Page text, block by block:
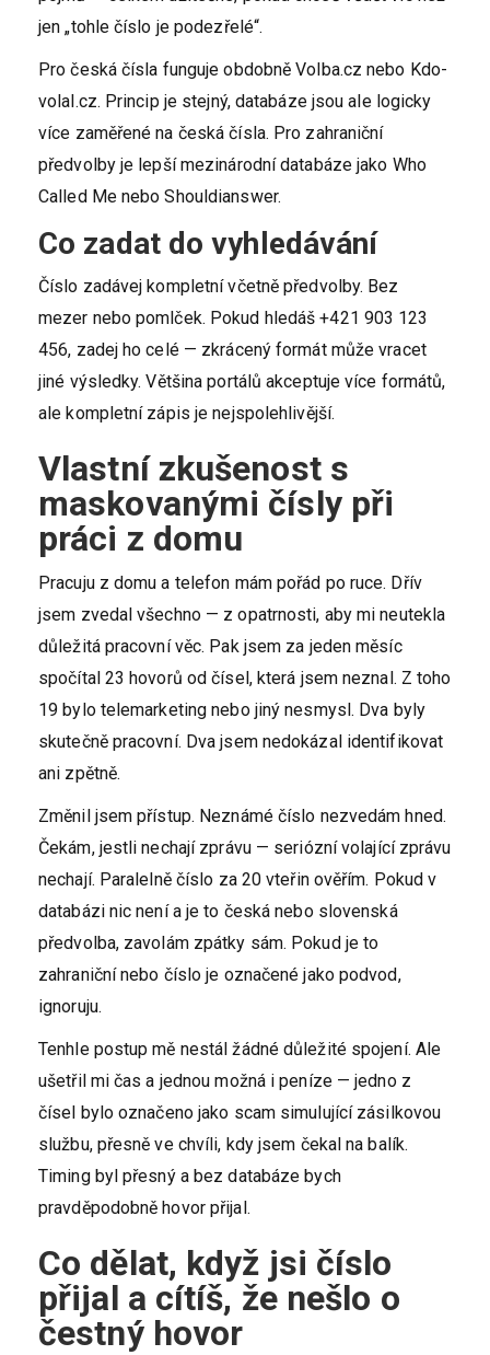
jen „tohle číslo je podezřelé“.
Pro česká čísla funguje obdobně Volba.cz nebo Kdo-
volal.cz. Princip je stejný, databáze jsou ale logicky
více zaměřené na česká čísla. Pro zahraniční
předvolby je lepší mezinárodní databáze jako Who
Called Me nebo Shouldianswer.
Co zadat do vyhledávání
Číslo zadávej kompletní včetně předvolby. Bez
mezer nebo pomlček. Pokud hledáš +421 903 123
456, zadej ho celé — zkrácený formát může vracet
jiné výsledky. Většina portálů akceptuje více formátů,
ale kompletní zápis je nejspolehlivější.
Vlastní zkušenost s
maskovanými čísly při
práci z domu
Pracuju z domu a telefon mám pořád po ruce. Dřív
jsem zvedal všechno — z opatrnosti, aby mi neutekla
důležitá pracovní věc. Pak jsem za jeden měsíc
spočítal 23 hovorů od čísel, která jsem neznal. Z toho
19 bylo telemarketing nebo jiný nesmysl. Dva byly
skutečně pracovní. Dva jsem nedokázal identifikovat
ani zpětně.
Změnil jsem přístup. Neznámé číslo nezvedám hned.
Čekám, jestli nechají zprávu — seriózní volající zprávu
nechají. Paralelně číslo za 20 vteřin ověřím. Pokud v
databázi nic není a je to česká nebo slovenská
předvolba, zavolám zpátky sám. Pokud je to
zahraniční nebo číslo je označené jako podvod,
ignoruju.
Tenhle postup mě nestál žádné důležité spojení. Ale
ušetřil mi čas a jednou možná i peníze — jedno z
čísel bylo označeno jako scam simulující zásilkovou
službu, přesně ve chvíli, kdy jsem čekal na balík.
Timing byl přesný a bez databáze bych
pravděpodobně hovor přijal.
Co dělat, když jsi číslo
přijal a cítíš, že nešlo o
čestný hovor